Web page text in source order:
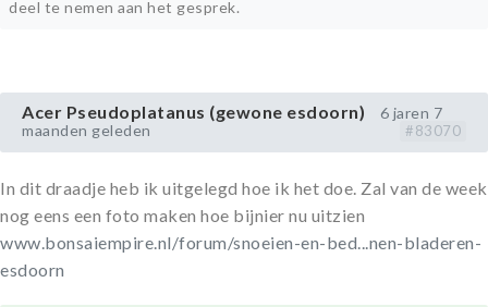
deel te nemen aan het gesprek.
Acer Pseudoplatanus (gewone esdoorn)
6 jaren 7
maanden geleden
#83070
In dit draadje heb ik uitgelegd hoe ik het doe. Zal van de week
nog eens een foto maken hoe bijnier nu uitzien
www.bonsaiempire.nl/forum/snoeien-en-bed...nen-bladeren-
esdoorn